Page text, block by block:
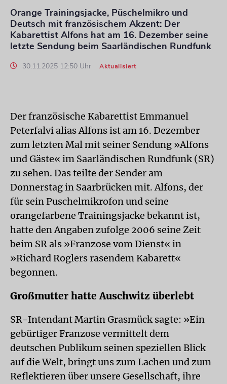
Orange Trainingsjacke, Püschelmikro und
Deutsch mit französischem Akzent: Der
Kabarettist Alfons hat am 16. Dezember seine
letzte Sendung beim Saarländischen Rundfunk
30.11.2025 12:50 Uhr Aktualisiert
Der französische Kabarettist Emmanuel
Peterfalvi alias Alfons ist am 16. Dezember
zum letzten Mal mit seiner Sendung »Alfons
und Gäste« im Saarländischen Rundfunk (SR)
zu sehen. Das teilte der Sender am
Donnerstag in Saarbrücken mit. Alfons, der
für sein Puschelmikrofon und seine
orangefarbene Trainingsjacke bekannt ist,
hatte den Angaben zufolge 2006 seine Zeit
beim SR als »Franzose vom Dienst« in
»Richard Roglers rasendem Kabarett«
begonnen.
Großmutter hatte Auschwitz überlebt
SR-Intendant Martin Grasmück sagte: »Ein
gebürtiger Franzose vermittelt dem
deutschen Publikum seinen speziellen Blick
auf die Welt, bringt uns zum Lachen und zum
Reflektieren über unsere Gesellschaft, ihre